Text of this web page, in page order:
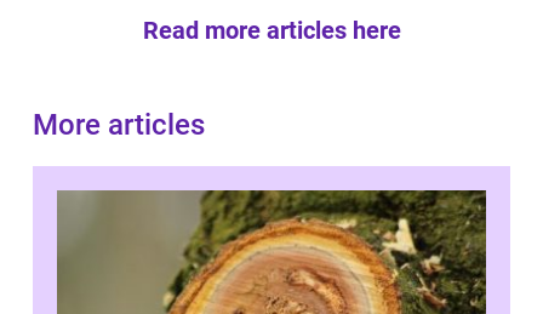
Read more articles here
More articles